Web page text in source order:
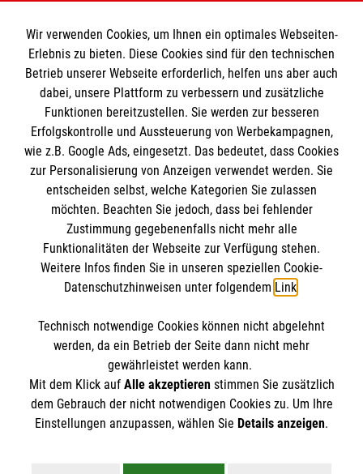
Allgemeine Geschäftsbedingungen
Impressum
Datenschutz
Malteser online
Malteser Campus
Malteser E-Werk
Geistliches Zentrum
Spendenkonto
Empfänger: Malteser Hilfsdienst e.V.
IBAN: DE103 7060 120 120 120 001 2
Wir verwenden Cookies, um Ihnen ein optimales Webseiten-
Erlebnis zu bieten. Diese Cookies sind für den technischen
Betrieb unserer Webseite erforderlich, helfen uns aber auch
dabei, unsere Plattform zu verbessern und zusätzliche
Funktionen bereitzustellen. Sie werden zur besseren
Erfolgskontrolle und Aussteuerung von Werbekampagnen,
wie z.B. Google Ads, eingesetzt. Das bedeutet, dass Cookies
zur Personalisierung von Anzeigen verwendet werden. Sie
entscheiden selbst, welche Kategorien Sie zulassen
möchten. Beachten Sie jedoch, dass bei fehlender
Zustimmung gegebenenfalls nicht mehr alle
Funktionalitäten der Webseite zur Verfügung stehen.
Weitere Infos finden Sie in unseren speziellen Cookie-
Datenschutzhinweisen unter folgendem Link.
Technisch notwendige Cookies können nicht abgelehnt
werden, da ein Betrieb der Seite dann nicht mehr
gewährleistet werden kann.
Mit dem Klick auf Alle akzeptierenstimmen Sie zusätzlich
dem Gebrauch der nicht notwendigen Cookies zu. Um Ihre
Einstellungen anzupassen, wählen Sie Details anzeigen.